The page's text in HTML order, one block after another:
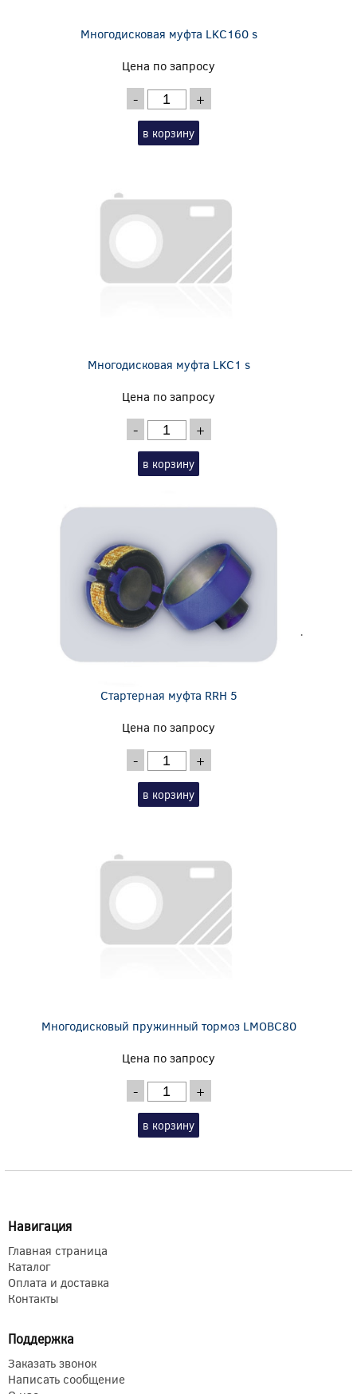
Многодисковая муфта LKC160 s
Цена по запросу
- +
в корзину
Многодисковая муфта LKC1 s
Цена по запросу
- +
в корзину
Стартерная муфта RRH 5
Цена по запросу
- +
в корзину
Многодисковый пружинный тормоз LMOBC80
Цена по запросу
- +
в корзину
Навигация
Главная страница
Каталог
Оплата и доставка
Контакты
Поддержка
Заказать звонок
Написать сообщение